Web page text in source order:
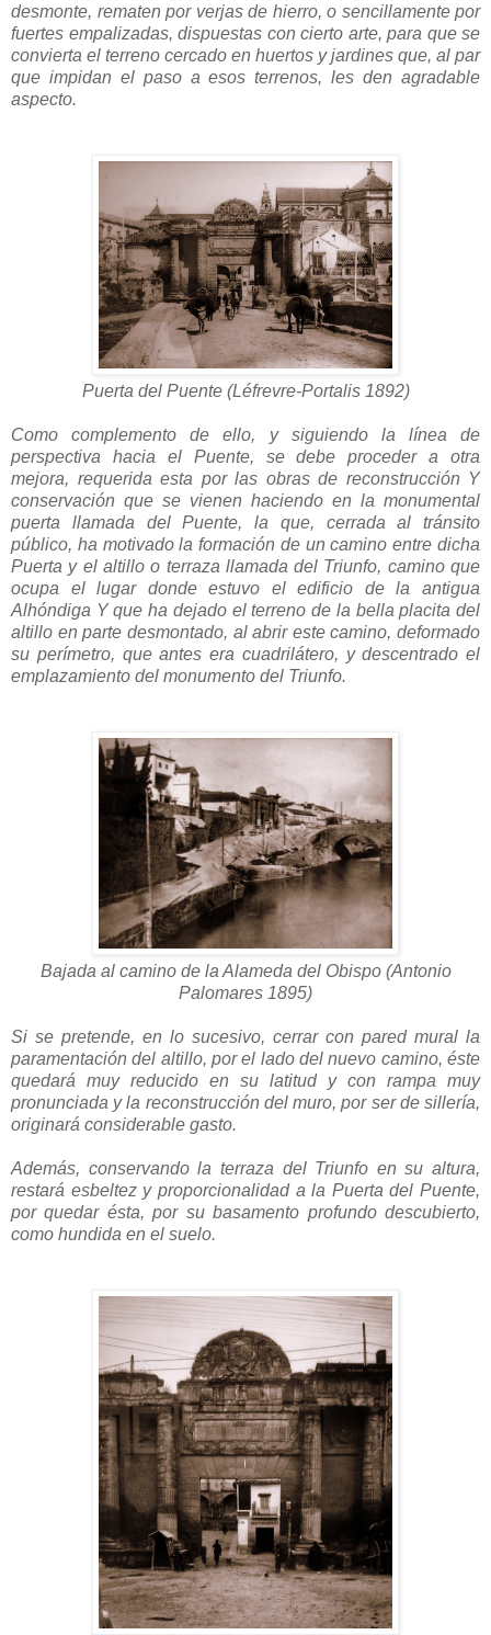
desmonte, rematen por verjas de hierro, o sencillamente por
fuertes empalizadas, dispuestas con cierto arte, para que se
convierta el terreno cercado en huertos y jardines que, al par
que impidan el paso a esos terrenos, les den agradable
aspecto.
Puerta del Puente (Léfrevre-Portalis 1892)
Como complemento de ello, y siguiendo la línea de
perspectiva hacia el Puente, se debe proceder a otra
mejora, requerida esta por las obras de reconstrucción Y
conservación que se vienen haciendo en la monumental
puerta llamada del Puente, la que, cerrada al tránsito
público, ha motivado la formación de un camino entre dicha
Puerta y el altillo o terraza llamada del Triunfo, camino que
ocupa el lugar donde estuvo el edificio de la antigua
Alhóndiga Y que ha dejado el terreno de la bella placita del
altillo en parte desmontado, al abrir este camino, deformado
su perímetro, que antes era cuadrilátero, y descentrado el
emplazamiento del monumento del Triunfo.
Bajada al camino de la Alameda del Obispo (Antonio
Palomares 1895)
Si se pretende, en lo sucesivo, cerrar con pared mural la
paramentación del altillo, por el lado del nuevo camino, éste
quedará muy reducido en su latitud y con rampa muy
pronunciada y la reconstrucción del muro, por ser de sillería,
originará considerable gasto.
Además, conservando la terraza del Triunfo en su altura,
restará esbeltez y proporcionalidad a la Puerta del Puente,
por quedar ésta, por su basamento profundo descubierto,
como hundida en el suelo.